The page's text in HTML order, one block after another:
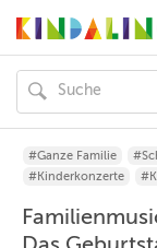
#Ganze Familie
#Kinderkonzerte